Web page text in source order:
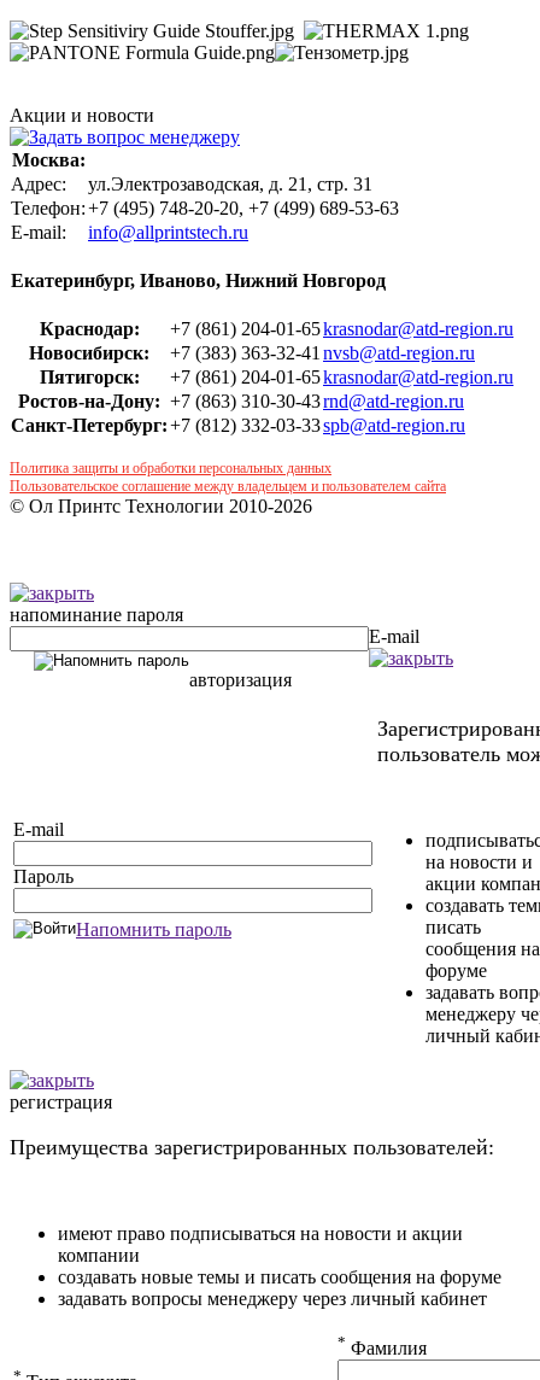
Акции и новости
Москва:
Адрес:
ул.Электрозаводская, д. 21, стр. 31
Телефон:+7 (495) 748-20-20, +7 (499) 689-53-63
Е-mail:
info@allprintstech.ru
Екатеринбург, Иваново, Нижний Новгород
Краснодар: +7 (861) 204-01-65krasnodar@atd-region.ru
Новосибирск:
+7 (383) 363-32-41 nvsb@atd-region.ru
Пятигорск:
+7 (861) 204-01-65krasnodar@atd-region.ru
Ростов-на-Дону: +7 (863) 310-30-43rnd@atd-region.ru
Санкт-Петербург:+7 (812) 332-03-33spb@atd-region.ru
Политика защиты и обработки персональных данных
Пользовательское соглашение между владельцем и пользователем сайта
© Ол Принтс Технологии 2010-2026
напоминание пароля
E-mail
авторизация
E-mail
Пароль
Напомнить пароль
пользователь
на новости и
акции
создавать
писать
сообщения на
форуме
задавать
менеджеру
личный
регистрация
Преимущества зарегистрированных пользователей:
имеют право подписываться на новости и акции
компании
создавать новые темы и писать сообщения на форуме
задавать вопросы менеджеру через личный кабинет
*
* Фамилия